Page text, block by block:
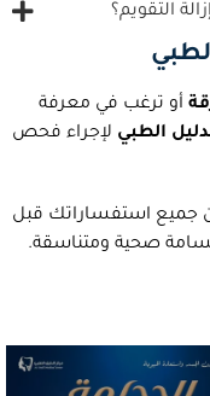
التقويم؟
أو ترغب في معرفة
الطبي لإجراء فحص
عن جميع استفساراتك قبل
صحية ومتناسقة.